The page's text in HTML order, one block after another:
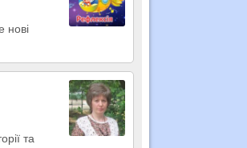
нові
та